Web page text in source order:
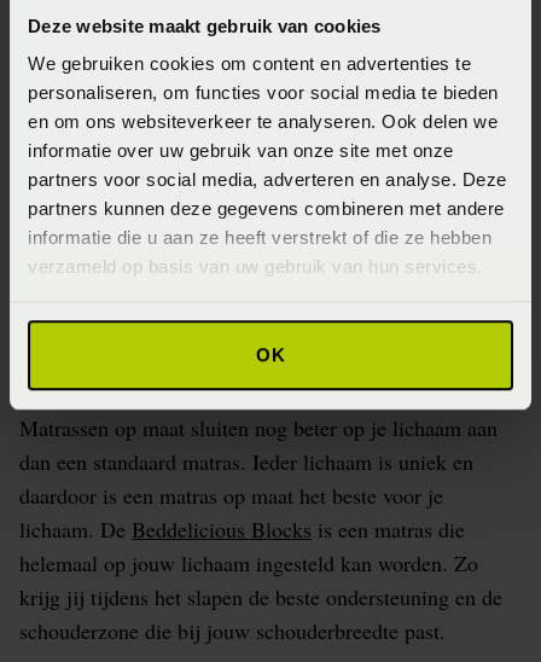
Deze website maakt gebruik van cookies
We gebruiken cookies om content en advertenties te
personaliseren, om functies voor social media te bieden
en om ons websiteverkeer te analyseren. Ook delen we
informatie over uw gebruik van onze site met onze
partners voor social media, adverteren en analyse. Deze
partners kunnen deze gegevens combineren met andere
informatie die u aan ze heeft verstrekt of die ze hebben
verzameld op basis van uw gebruik van hun services.
OK
Kies een matras met zachte schouderzone
Matrassen zijn er in vele soorten, het ene matras houdt
meer rekening met een goede lichaamsondersteuning dan
de andere. Schouderpijn na het slapen duidt op een
verkeerd matras, daarom is het heel belangrijk een
matras uit te zoeken die een zachte schouderzone heeft.
Zodat de schouders goed in de matras weg kunnen
Overweeg een matras op maat
Matrassen op maat sluiten nog beter op je lichaam aan
dan een standaard matras. Ieder lichaam is uniek en
daardoor is een matras op maat het beste voor je
lichaam. De Beddelicious Blocks is een matras die
helemaal op jouw lichaam ingesteld kan worden. Zo
krijg jij tijdens het slapen de beste ondersteuning en de
schouderzone die bij jouw schouderbreedte past.